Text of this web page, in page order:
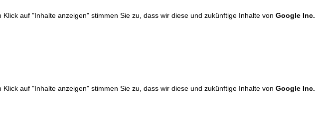
Klick auf "Inhalte anzeigen" stimmen Sie zu, dass wir diese und zukünftige Inhalte von Google Inc.
Klick auf "Inhalte anzeigen" stimmen Sie zu, dass wir diese und zukünftige Inhalte von Google Inc.